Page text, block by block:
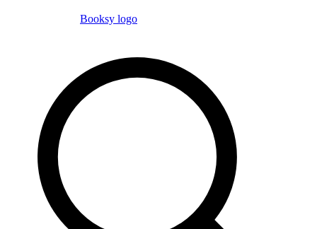
Booksy logo